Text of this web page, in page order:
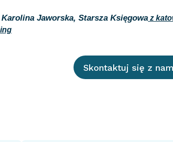
Jaworska, Starsza Księgowa z
Skontaktuj się z